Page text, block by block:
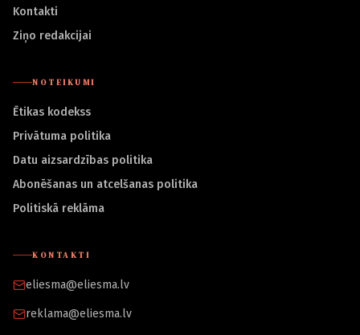
Kontakti
Ziņo redakcijai
NOTEIKUMI
Ētikas kodekss
Privātuma politika
Datu aizsardzības politika
Abonēšanas un atcelšanas politika
Politiskā reklāma
KONTAKTI
eliesma@eliesma.lv
reklama@eliesma.lv